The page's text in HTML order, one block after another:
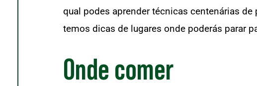
qual podes aprender técnicas centenárias
temos dicas de lugares onde poderás parar
Onde comer